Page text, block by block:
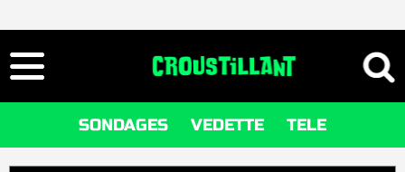
SONDAGES VEDETTE TELE